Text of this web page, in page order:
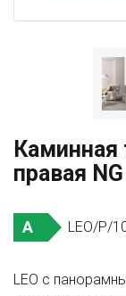
Каминная
правая
A LEO/P/
LEO с